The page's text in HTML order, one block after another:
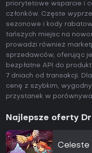
priorytetowe wsparcie i
członków. Częste
sezonowe i kody
tańszych miejsc na
prowadzi również
sprzedawców, oferując
bezpłatne API do
7 dniach od transakcji.
cenę z szybkim,
przystanek w
Najlepsze oferty
Celeste